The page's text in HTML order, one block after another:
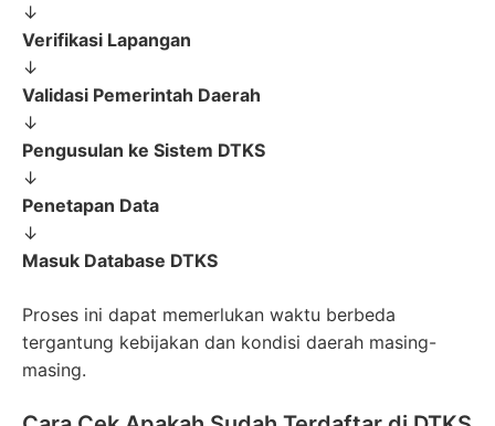
↓
Verifikasi Lapangan
↓
Validasi Pemerintah Daerah
↓
Pengusulan ke Sistem DTKS
↓
Penetapan Data
↓
Masuk Database DTKS
Proses ini dapat memerlukan waktu berbeda
tergantung kebijakan dan kondisi daerah masing-
masing.